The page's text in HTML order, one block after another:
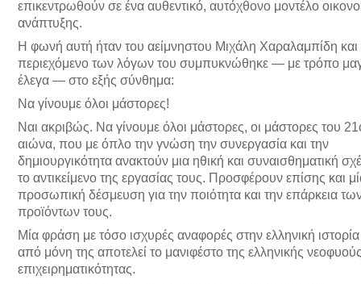
επικεντρωθούν σε ένα αυθεντικό, αυτόχθονο μοντέλο
ανάπτυξης.
Η φωνή αυτή ήταν του αείμνηστου Μιχάλη Χαραλαμπίδη και
περιεχόμενο των λόγων του συμπυκνώθηκε — με τρόπο
έλεγα — στο εξής σύνθημα:
Να γίνουμε όλοι μάστορες!
Ναι ακριβώς. Να γίνουμε όλοι μάστορες, οι μάστορες του
αιώνα, που με όπλο την γνώση την συνεργασία και την
δημιουργικότητα ανακτούν μια ηθική και συναισθηματική
το αντικείμενο της εργασίας τους. Προσφέρουν επίσης και
προσωπική δέσμευση για την ποιότητα και την επάρκεια
προϊόντων τους.
Μία φράση με τόσο ισχυρές αναφορές στην ελληνική
από μόνη της αποτελεί το μανιφέστο της ελληνικής
επιχειρηματικότητας.